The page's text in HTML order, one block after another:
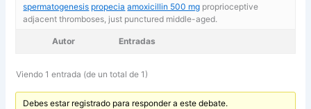
spermatogenesis propecia amoxicillin 500 mg proprioceptive
adjacent thromboses, just punctured middle-aged.
Autor Entradas
Viendo 1 entrada (de un total de 1)
Debes estar registrado para responder a este debate.